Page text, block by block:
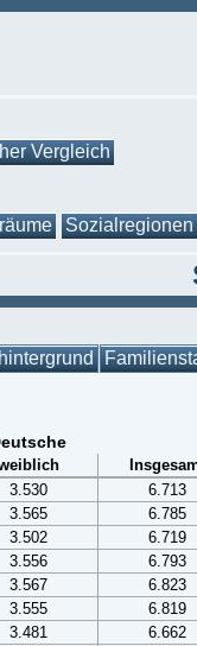
Vergleich
Sozialregionen
3.530
6.713
3.565
6.785
3.502
6.719
3.556
6.793
3.567
6.823
3.555
6.819
3.481
6.662